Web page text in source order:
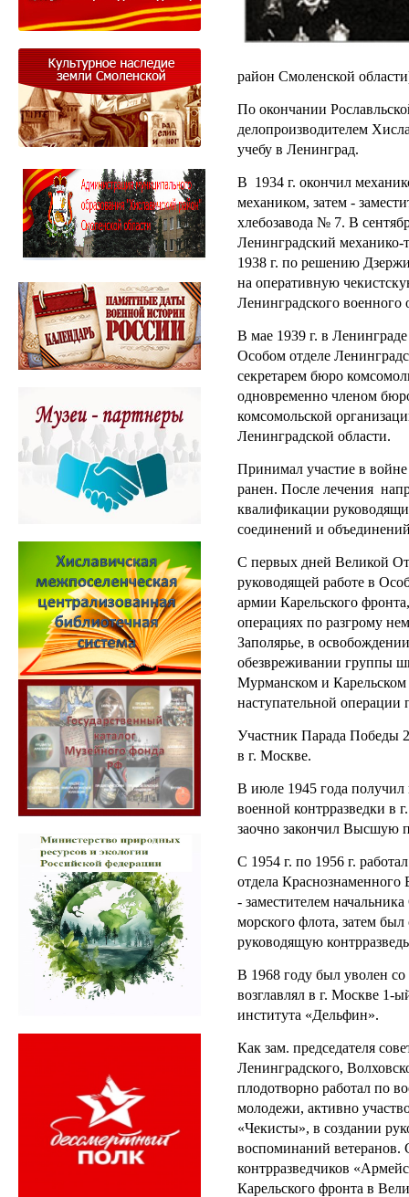
район Смоленской
По окончании
делопроизводителем
учебу в Ленинград.
В 1934 г. окончил
механиком, затем -
хлебозавода № 7. В
Ленинградский механико-
1938 г. по решению
на оперативную
Ленинградского военного
В мае 1939 г. в
Особом отделе
секретарем бюро
одновременно членом
комсомольской
Ленинградской области.
Принимал участие в
ранен. После лечения
квалификации
соединений и
С первых дней Великой
руководящей работе в
армии Карельского
операциях по разгрому
Заполярье, в
обезвреживании группы
Мурманском и Карельском
наступательной
Участник Парада Победы
в г. Москве.
В июле 1945 года получил
военной контрразведки в
заочно закончил
С 1954 г. по 1956 г.
отдела Краснознаменного
- заместителем
морского флота, затем
руководящую
В 1968 году был уволен
возглавлял в г. Москве 1-
института «Дельфин».
Как зам. председателя
Ленинградского,
плодотворно работал по
молодежи, активно
«Чекисты», в создании
воспоминаний
контрразведчиков
Карельского фронта в